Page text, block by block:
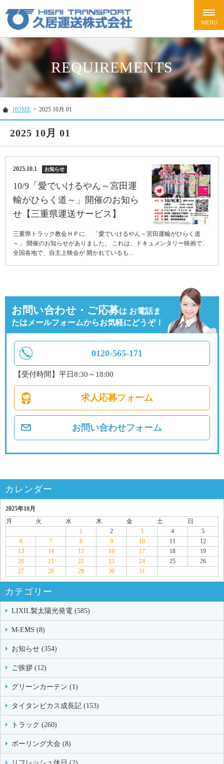
REQUIREMENTS
HOME > 2025 10月 01
2025 10月 01
2025.10.1 お知らせ
10/9「愛でいけるやん～宮田運
輸がひらく道～」開催のお知ら
せ【三重県運送サービス】
三重県トラック教会ＨＰに、 「愛でいけるやん～宮田運輸がひらく道
～」 開催のお知らせがありました。 これは、ドキュメンタリー映画で、
全国各地で、自主上映会が 開かれているも...
お問い合わせ・ご応募はお電話ま
たはメールフォームからお気軽にどうぞ！
0120-565-171
【受付時間】平日8:30～18:00
求人応募フォーム
お問い合わせフォーム
カレンダー
2025年10月
月
火 水 木 金 土
日
1
2 3 4
5
6
7 8 9 10 11
12
13
14 15 16 17 18
19
20
21 22 23 24 25
26
27
28 29 30 31
カテゴリー
LIXIL製太陽光発電 (585)
M-EMS (8)
お知らせ (354)
ご挨拶 (12)
グリーンカーテン (1)
タイタンビカス成長記 (153)
トラック (260)
ボーリング大会 (8)